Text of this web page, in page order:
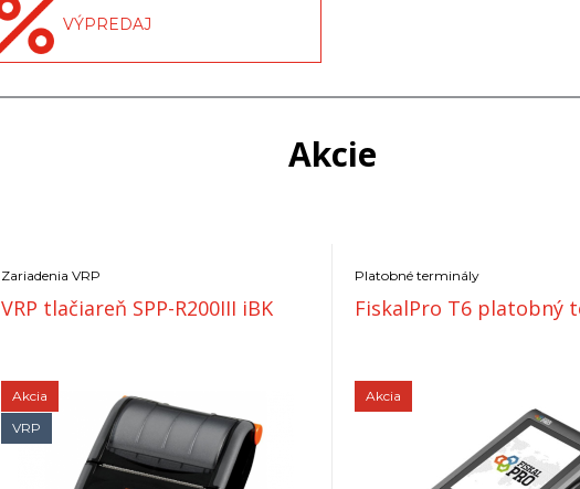
VÝPREDAJ
Akcie
Zariadenia VRP
VRP tlačiareň SPP-R200III iBK
Akcia
VRP
Platobné terminály
FiskalPro T6 platobný
Akcia